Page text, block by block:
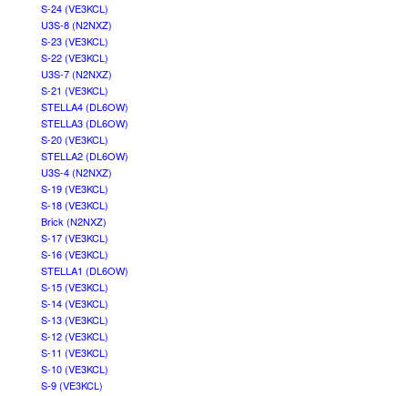
S-24 (VE3KCL)
U3S-8 (N2NXZ)
S-23 (VE3KCL)
S-22 (VE3KCL)
U3S-7 (N2NXZ)
S-21 (VE3KCL)
STELLA4 (DL6OW)
STELLA3 (DL6OW)
S-20 (VE3KCL)
STELLA2 (DL6OW)
U3S-4 (N2NXZ)
S-19 (VE3KCL)
S-18 (VE3KCL)
Brick (N2NXZ)
S-17 (VE3KCL)
S-16 (VE3KCL)
STELLA1 (DL6OW)
S-15 (VE3KCL)
S-14 (VE3KCL)
S-13 (VE3KCL)
S-12 (VE3KCL)
S-11 (VE3KCL)
S-10 (VE3KCL)
S-9 (VE3KCL)